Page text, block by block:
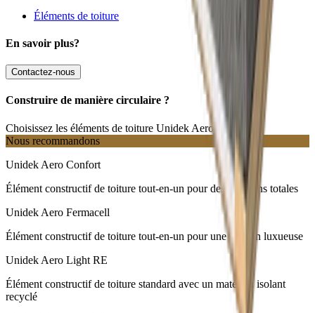
Éléments de toiture
En savoir plus?
Contactez-nous
Construire de manière circulaire ?
Choisissez les éléments de toiture Unidek Aero !
Nous recommandons
Unidek Aero Confort
Élément constructif de toiture tout-en-un pour des solutions totales
Unidek Aero Fermacell
Élément constructif de toiture tout-en-un pour une finition luxueuse
Unidek Aero Light RE
Élément constructif de toiture standard avec un matériau isolant
recyclé